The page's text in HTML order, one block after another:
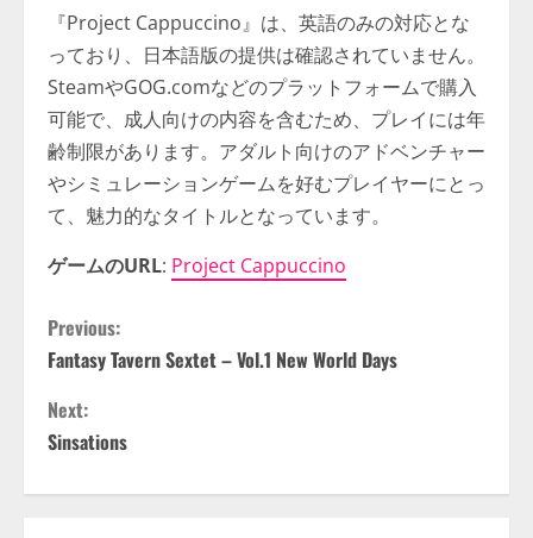
『Project Cappuccino』は、英語のみの対応とな
っており、日本語版の提供は確認されていません。
SteamやGOG.comなどのプラットフォームで購入
可能で、成人向けの内容を含むため、プレイには年
齢制限があります。アダルト向けのアドベンチャー
やシミュレーションゲームを好むプレイヤーにとっ
て、魅力的なタイトルとなっています。
ゲームのURL: Project Cappuccino
C
o
n
t
Previous:
Fantasy Tavern Sextet – Vol.1 New World Days
Next:
Sinsations